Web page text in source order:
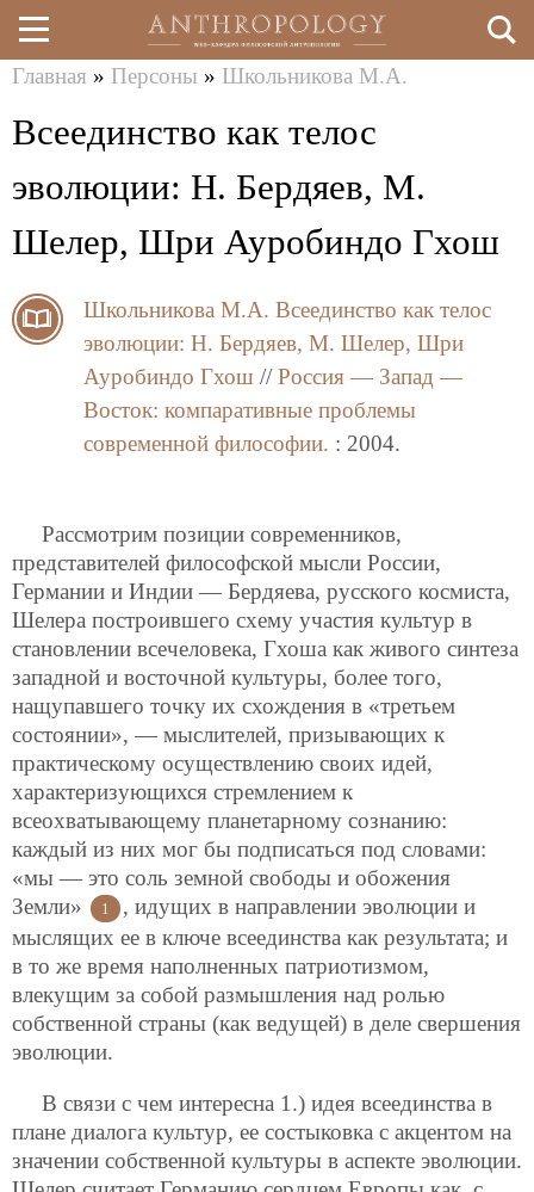
Перейти
к
основному
здесь
Главная » Персоны » Школьникова М.А.
Всеединство как телос
эволюции: Н. Бердяев, М.
Шелер, Шри Ауробиндо Гхош
Школьникова М.А. Всеединство как телос
эволюции: Н. Бердяев, М. Шелер, Шри
Ауробиндо Гхош // Россия — Запад —
Восток: компаративные проблемы
современной философии. : 2004.
Рассмотрим позиции современников,
представителей философской мысли России,
Германии и Индии — Бердяева, русского космиста,
Шелера построившего схему участия культур в
становлении всечеловека, Гхоша как живого синтеза
западной и восточной культуры, более того,
нащупавшего точку их схождения в «третьем
состоянии», — мыслителей, призывающих к
практическому осуществлению своих идей,
характеризующихся стремлением к
всеохватывающему планетарному сознанию:
каждый из них мог бы подписаться под словами:
«мы — это соль земной свободы и обожения
Земли»
1
, идущих в направлении эволюции и
мыслящих ее в ключе всеединства как результата; и
в то же время наполненных патриотизмом,
влекущим за собой размышления над ролью
собственной страны (как ведущей) в деле свершения
эволюции.
В связи с чем интересна 1.) идея всеединства в
плане диалога культур, ее состыковка с акцентом на
значении собственной культуры в аспекте эволюции.